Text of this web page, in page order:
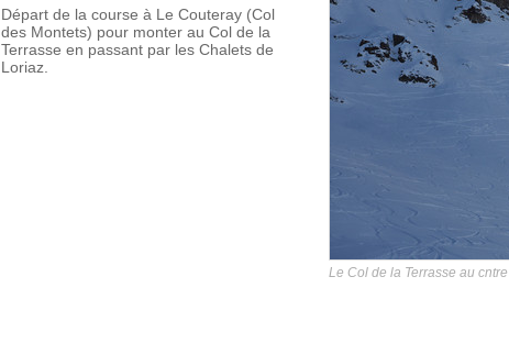
Départ de la course à Le Couteray (Col
des Montets) pour monter au Col de la
Terrasse en passant par les Chalets de
Loriaz.
Le Col de la Terrasse au cntre